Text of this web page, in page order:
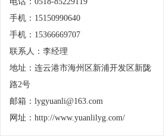
手机：15150990640
手机：15366669707
联系人：李经理
地址：连云港市海州区新浦开发区新陇
路2号
邮箱：lygyuanli@163.com
网址：http://www.yuanlilyg.com/